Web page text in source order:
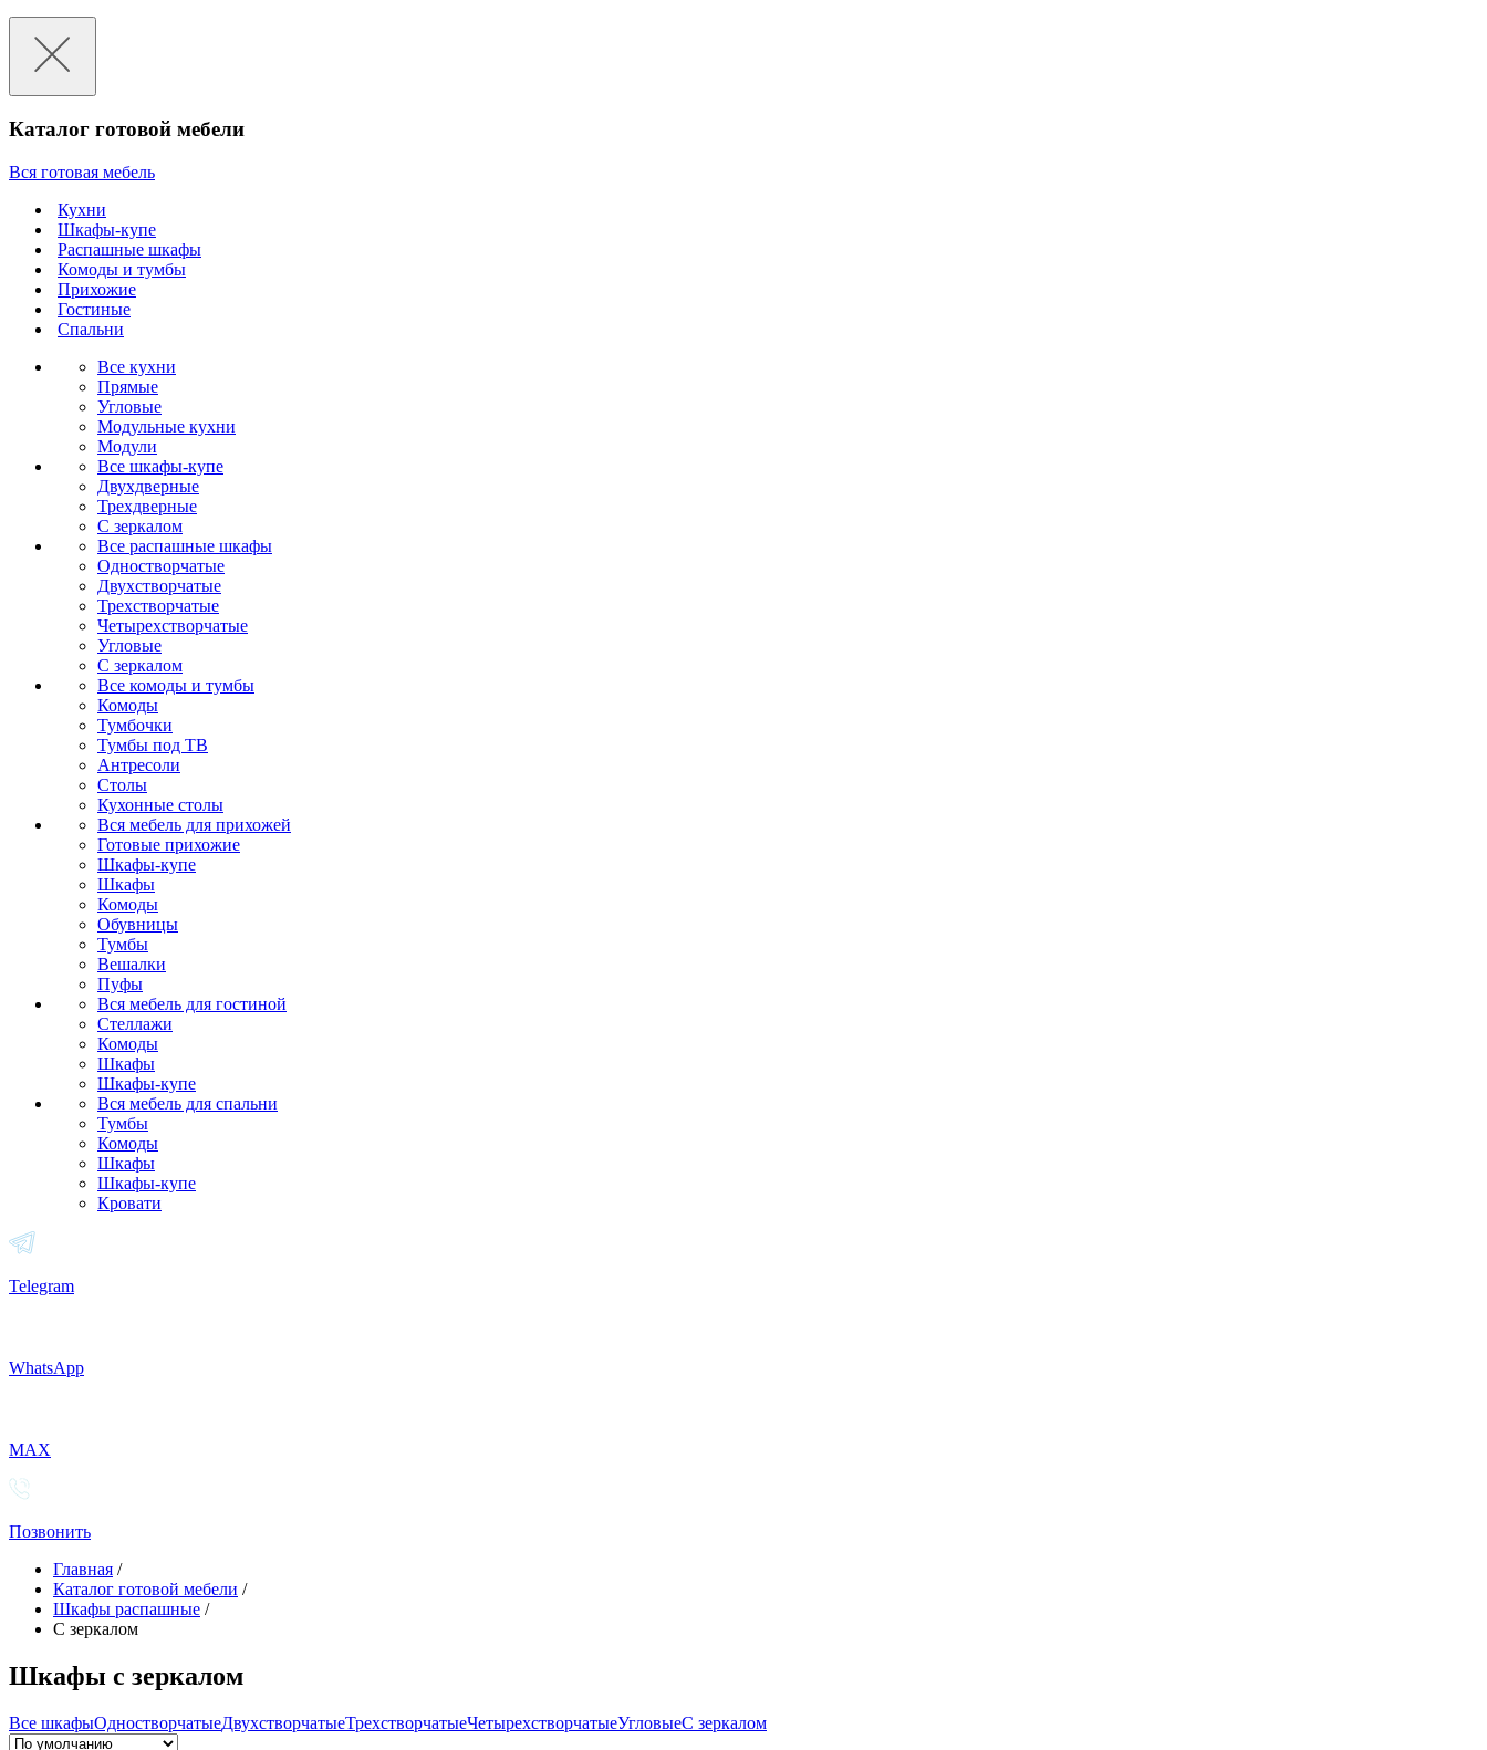
Каталог готовой мебели
Вся готовая мебель
Кухни
Шкафы-купе
Распашные шкафы
Комоды и тумбы
Прихожие
Гостиные
Спальни
Все кухни
Прямые
Угловые
Модульные кухни
Модули
Все шкафы-купе
Двухдверные
Трехдверные
С зеркалом
Все распашные шкафы
Одностворчатые
Двухстворчатые
Трехстворчатые
Четырехстворчатые
Угловые
С зеркалом
Все комоды и тумбы
Комоды
Тумбочки
Тумбы под ТВ
Антресоли
Столы
Кухонные столы
Вся мебель для прихожей
Готовые прихожие
Шкафы-купе
Шкафы
Комоды
Обувницы
Тумбы
Вешалки
Пуфы
Вся мебель для гостиной
Стеллажи
Комоды
Шкафы
Шкафы-купе
Вся мебель для спальни
Тумбы
Комоды
Шкафы
Шкафы-купе
Кровати
Telegram
WhatsApp
MAX
Позвонить
Главная /
Каталог готовой мебели /
Шкафы распашные /
С зеркалом
Шкафы с зеркалом
Все шкафыОдностворчатыеДвухстворчатыеТрехстворчатыеЧетырехстворчатыеУгловыеС зеркалом